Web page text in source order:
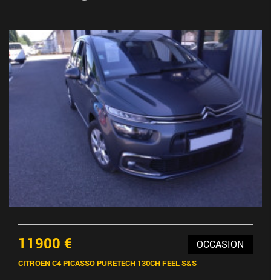
11900 € OCCASION
CITROEN C4 PICASSO PURETECH 130CH FEEL S&S